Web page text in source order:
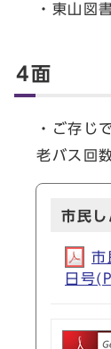
・東山
4面
・ご存じ
老バス回
市民
市
日号